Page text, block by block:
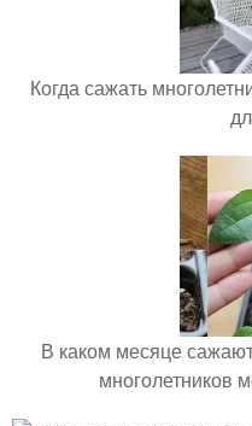
Когда сажать
В каком месяце
многолетников